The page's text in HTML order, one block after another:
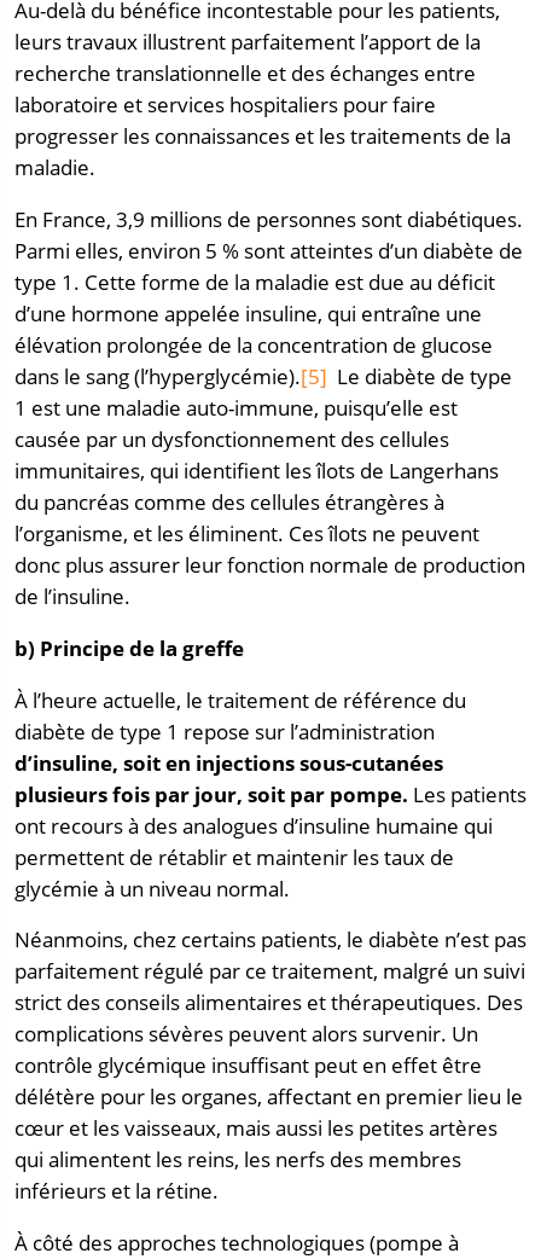
Au-delà du bénéfice incontestable pour les patients,
leurs travaux illustrent parfaitement l’apport de la
recherche translationnelle et des échanges entre
laboratoire et services hospitaliers pour faire
progresser les connaissances et les traitements de la
maladie.
En France, 3,9 millions de personnes sont diabétiques.
Parmi elles, environ 5 % sont atteintes d’un diabète de
type 1. Cette forme de la maladie est due au déficit
d’une hormone appelée insuline, qui entraîne une
élévation prolongée de la concentration de glucose
dans le sang (l’hyperglycémie).[5] Le diabète de type
1 est une maladie auto-immune, puisqu’elle est
causée par un dysfonctionnement des cellules
immunitaires, qui identifient les îlots de Langerhans
du pancréas comme des cellules étrangères à
l’organisme, et les éliminent. Ces îlots ne peuvent
donc plus assurer leur fonction normale de production
de l’insuline.
b) Principe de la greffe
À l’heure actuelle, le traitement de référence du
diabète de type 1 repose sur l’administration
d’insuline, soit en injections sous-cutanées
plusieurs fois par jour, soit par pompe. Les patients
ont recours à des analogues d’insuline humaine qui
permettent de rétablir et maintenir les taux de
glycémie à un niveau normal.
Néanmoins, chez certains patients, le diabète n’est pas
parfaitement régulé par ce traitement, malgré un suivi
strict des conseils alimentaires et thérapeutiques. Des
complications sévères peuvent alors survenir. Un
contrôle glycémique insuffisant peut en effet être
délétère pour les organes, affectant en premier lieu le
cœur et les vaisseaux, mais aussi les petites artères
qui alimentent les reins, les nerfs des membres
inférieurs et la rétine.
À côté des approches technologiques (pompe à